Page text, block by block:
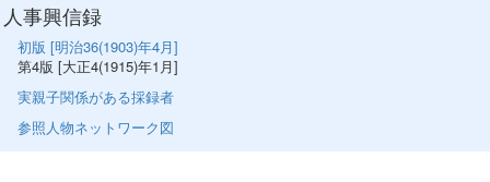
人事興信録
初版 [明治36(1903)年4月]
第4版 [大正4(1915)年1月]
実親子関係がある採録者
参照人物ネットワーク図